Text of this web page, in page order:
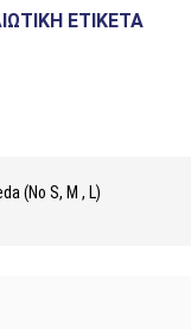
ΕΤΙΚΈΤΑ
(Νο S, M , L)